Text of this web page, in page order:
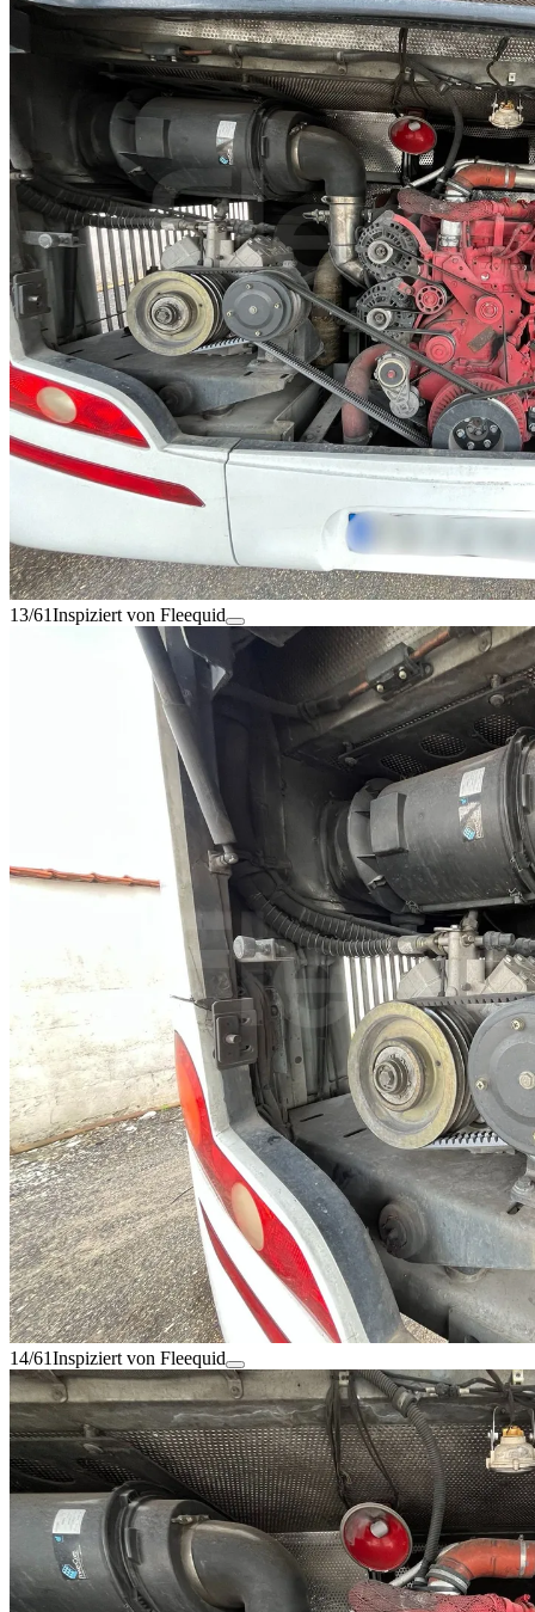
13/61Inspiziert von Fleequid
14/61Inspiziert von Fleequid